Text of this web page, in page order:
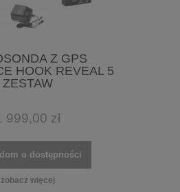
Z GPS
HOOK REVEAL 5
ZESTAW
999,00 zł
o dostępności
zobacz więcej